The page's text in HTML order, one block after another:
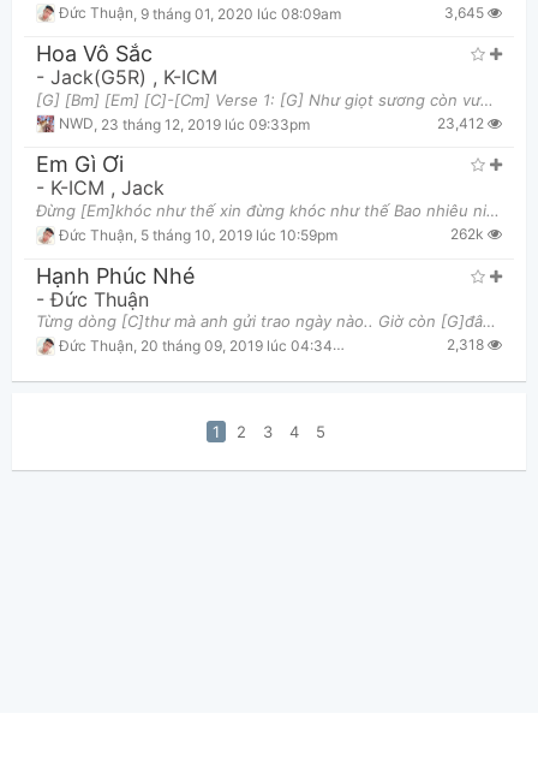
Đức Thuận 9 tháng 01, 2020 lúc 08:09am 3,645
Hoa Vô Sắc
- Jack(G5R) , K-ICM
[G] [Bm] [Em] [C]-[Cm] Verse 1: [G] Như giọt sương còn vương bàn tay Giọt lệ [Bm7] nào làm lệ n
NWD 23 tháng 12, 2019 lúc 09:33pm 23,412
Em Gì Ơi
- K-ICM , Jack
Đừng [Em]khóc như thế xin đừng khóc như thế Bao nhiêu niềm [Bm]đau chôn dấu mong ngày sẽ trôi mau
Đức Thuận 5 tháng 10, 2019 lúc 10:59pm 262k
Hạnh Phúc Nhé
-Đức Thuận
Từng dòng [C]thư mà anh gửi trao ngày nào.. Giờ còn [G]đâu mỗi khi sớm mai? Lòng quặn [F]đau, l
Đức Thuận 20 tháng 09, 2019 lúc 04:34pm 2,318
1 2 3 4 5